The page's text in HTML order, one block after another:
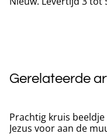
Gerelateerde
Prachtig kruis
Jezus voor aan de